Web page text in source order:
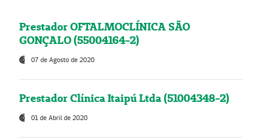
Prestador OFTALMOCLÍNICA SÃO
GONÇALO (55004164-2)
07 de Agosto de 2020
Prestador Clínica Itaipú Ltda (51004348-2)
01 de Abril de 2020